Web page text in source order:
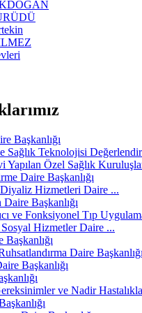
Başkanlığı
Sağlık Teknolojisi
Yapılan Özel Sağlık
Daire Başkanlığı
Hizmetleri Daire ...
Başkanlığı
ve Fonksiyonel Tıp
Hizmetler Daire ...
Daire Başkanlığı
Başkanlığı
ve Nadir